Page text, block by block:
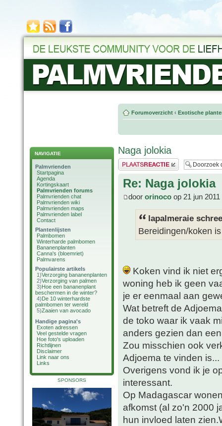
NAVIGATIE
Palmvrienden
Startpagina
Agenda
Kortingskaart
Palmvrienden forums
Palmvrienden chat
Palmvrienden wiki
Palmvrienden maps
Palmvrienden label
Contact
Plantenlijsten
Palmbomen
Winterharde palmbomen
Bananenplanten
Canna's (bloemriet)
Palmvarens
Populairste artikels
1)Verzorging bananenplanten
2)Verzorging van palmen
3)Hoe een bananenplant
beschermen in de winter?
4)De 10 winterhardste
palmbomen ter wereld
5)Zaaien van avocado
Handige pagina's
Exoten adressen
Veel gestelde vragen
Hoe foto's uploaden
Richtlijnen
Disclaimer
Link naar ons
Links
SPONSORS
Forumoverzicht ‹ Exotische
Naga jolokia
Plaats een reactie
Re: Naga jolokia
door orinoco op 21 jun 2011
lapalmeraie
Bereidingen/koken
Koken vind ik niet
woning heb ik geen
je er eenmaal aan
Wat betreft de
de toko waar ik vaak
anders gezien dan
Zou misschien ook
Adjoema te vinden is...
Overigens vond ik je
interessant.
Op Madagascar
afkomst (al zo'n 2000
hun invloed laten